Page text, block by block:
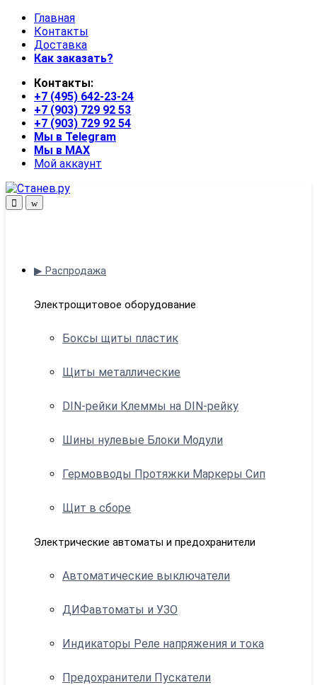
Skip
navigation
Skip
content
Главная
Контакты
Доставка
Как заказать?
Контакты:
+7 (495) 642-23-24
+7 (903) 729 92 53
+7 (903) 729 92 54
Мы в Telegram
Мы в MAX
Мой аккаунт
OpenClose
▶ Распродажа
Электрощитовое оборудование
Боксы щиты пластик
Щиты металлические
DIN-рейки Клеммы на DIN-рейку
Шины нулевые Блоки Модули
Гермовводы Протяжки Маркеры Сип
Щит в сборе
Электрические автоматы и предохранители
Автоматические выключатели
ДИФавтоматы и УЗО
Индикаторы Реле напряжения и тока
Предохранители Пускатели